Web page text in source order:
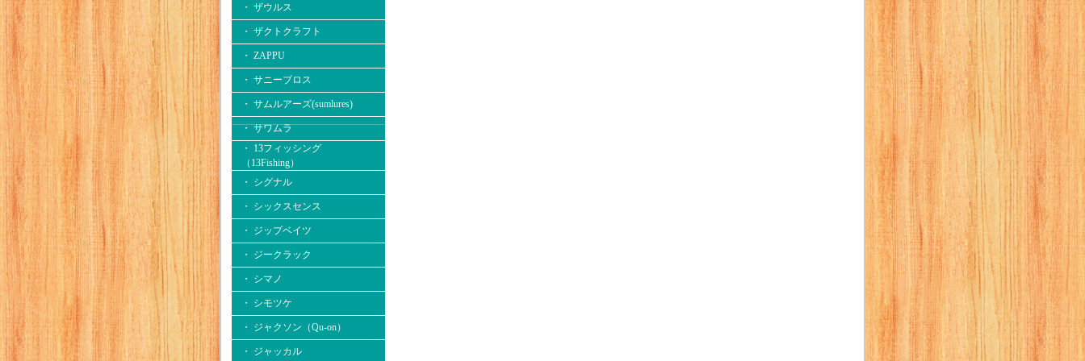
・ ザウルス
・ ザクトクラフト
・ ZAPPU
・ サニーブロス
・ サムルアーズ(sumlures)
・ サワムラ
・ 13フィッシング
（13Fishing）
・ シグナル
・ シックスセンス
・ ジップベイツ
・ ジークラック
・ シマノ
・ シモツケ
・ ジャクソン（Qu-on）
・ ジャッカル